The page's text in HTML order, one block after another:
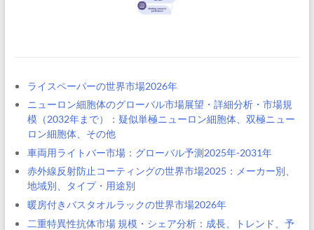
ライスペーパーの世界市場2026年
ニューロン細胞体のグローバル市場展望・詳細分析・市場規
模（2032年まで）：疑似単極ニューロン細胞体、双極ニュー
ロン細胞体、その他
車両用ライトバー市場：グローバル予測2025年-2031年
赤外線反射防止コーティングの世界市場2025：メーカー別、
地域別、タイプ・用途別
暖房付きバスタオルラックの世界市場2026年
二重特異性抗体市場 規模・シェア分析：成長、トレンド、予